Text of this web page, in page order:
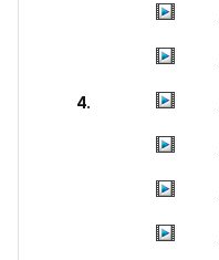
4.